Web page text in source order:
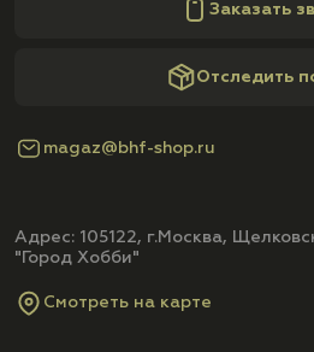
Заказать
Отследить
magaz@bhf-shop.ru
Адрес: 105122, г.Москва,
"Город Хобби"
Смотреть на карте